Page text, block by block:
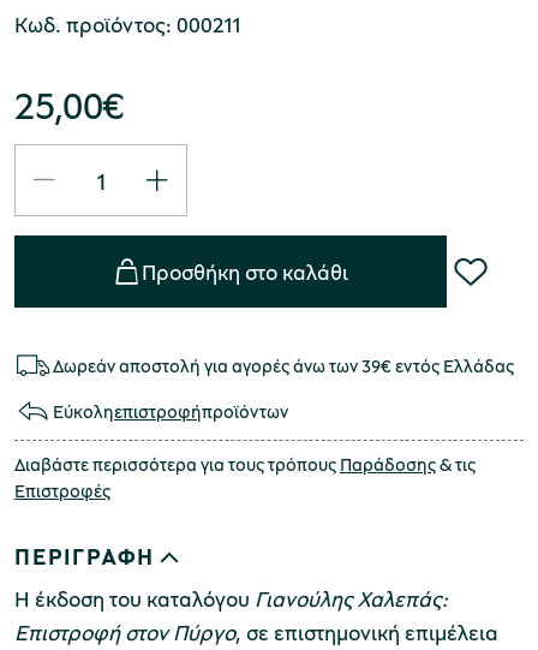
Κωδ. προϊόντος: 000211
25,00€
Προσθήκη στο καλάθι
Δωρεάν αποστολή για αγορές άνω των 39€ εντός Ελλάδας
Εύκοληεπιστροφήπροϊόντων
Διαβάστε περισσότερα για τους τρόπους Παράδοσης& τις
Επιστροφές
ΠΕΡΙΓΡΑΦΗ
Η έκδοση του καταλόγου Γιανούλης Χαλεπάς:
Eπιστροφή στον Πύργο, σε επιστημονική επιμέλεια